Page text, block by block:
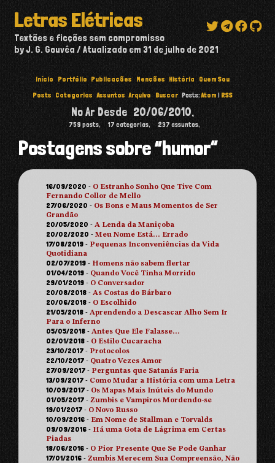
Letras Elétricas
Textões e ficções sem compromisso
by J. G. Gouvêa
Atualizado em31 de julho de 2021
Início Portfólio Publicações Menções História
Quem Sou
Posts Categorias Assuntos Arquivo Buscar Posts:Atom | RSS
No Ar Desde 20/06/2010,
759 posts, 17 categorias, 237 assuntos,
Postagens sobre “humor”
16/09/2020 - O Estranho Sonho Que Tive Com
Fernando Collor de Mello
27/06/2020 - Os Bons e Maus Momentos de Ser
Grandão
20/05/2020 -A Lenda da Maniçoba
20/02/2020 -Meu Nome Está… Errado
17/08/2019 - Pequenas Inconveniências da Vida
Quotidiana
02/07/2019 - Homens não sabem flertar
01/04/2019 - Quando Você Tinha Morrido
29/01/2019 - O Conversador
20/08/2018 -As Costas do Bárbaro
20/06/2018 - O Escolhido
21/05/2018 -Aprendendo a Descascar Alho Sem Ir
Para o Inferno
05/05/2018 -Antes Que Ele Falasse…
02/01/2018 - O Estilo Cucaracha
23/10/2017 - Protocolos
22/10/2017 - Quatro Vezes Amor
27/09/2017 - Perguntas que Satanás Faria
13/09/2017 - Como Mudar a História com uma Letra
10/09/2017 - Os Mapas Mais Inúteis do Mundo
01/05/2017 -Zumbis e Vampiros Mordendo-se
19/01/2017 - O Novo Russo
10/09/2016 - Em Nome de Stallman e Torvalds
09/09/2016 - Há uma Gota de Lágrima em Certas
Piadas
18/06/2016 - O Pior Presente Que Se Pode Ganhar
17/01/2016 -Zumbis Merecem Sua Compreensão, Não